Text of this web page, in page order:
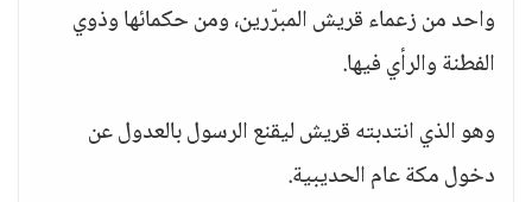
واحد من زعماء قريش المبرّرين، ومن حكمائها وذوي
الفطنة والرأي فيها.
وهو الذي انتدبته قريش ليقنع الرسول بالعدول عن
دخول مكة عام الحديبية.